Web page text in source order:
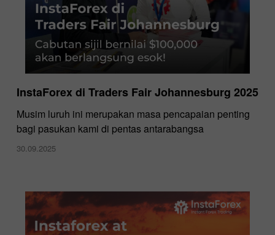
InstaForex di Traders Fair Johannesburg 2025
Musim luruh ini merupakan masa pencapaian penting
bagi pasukan kami di pentas antarabangsa
30.09.2025